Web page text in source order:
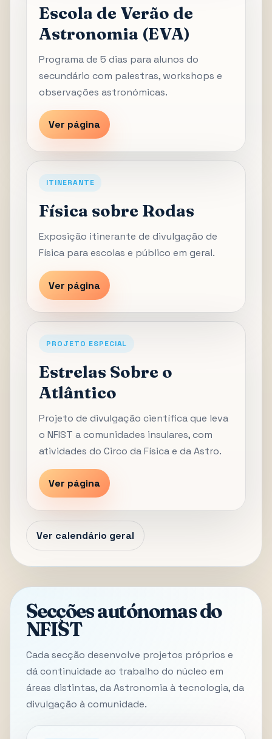
Escola de Verão de
Astronomia (EVA)
Programa de 5 dias para alunos do
secundário com palestras, workshops e
observações astronómicas.
Ver página
ITINERANTE
Física sobre Rodas
Exposição itinerante de divulgação de
Física para escolas e público em geral.
Ver página
PROJETO ESPECIAL
Estrelas Sobre o
Atlântico
Projeto de divulgação científica que leva
o NFIST a comunidades insulares, com
atividades do Circo da Física e da Astro.
Ver página
Ver calendário geral
Secções autónomas do
NFIST
Cada secção desenvolve projetos próprios e
dá continuidade ao trabalho do núcleo em
áreas distintas, da Astronomia à tecnologia, da
divulgação à comunidade.